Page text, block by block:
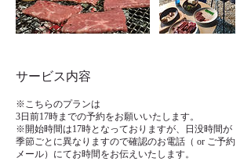
サービス内容
⁡⁡※こちらのプランは
3日前17時まで⁡の予約をお願いいたします。
※開始時間は17時となっておりますが、日没時間が
季節ごとに異なりますので確認のお電話（ or ご予約
メール）にてお時間をお伝えいたします。